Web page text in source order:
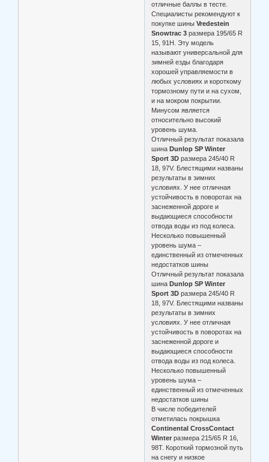
отличные баллы в тесте.
Специалисты рекомендуют к
покупке шиныVredestein
Snowtrac 3 размера 195/65 R
15, 91H. Эту модель
называют универсальной для
зимней езды благодаря
хорошей управляемости в
любых условиях и короткому
тормозному пути и на сухом,
и на мокром покрытии.
Минусом является
относительно высокий
уровень шума.
Отличный результат показала
шинаDunlop SP Winter
Sport 3D размера 245/40 R
18, 97V. Блестящими названы
результаты в зимних
условиях. У нее отличная
устойчивость в поворотах на
заснеженной дороге и
выдающиеся способности
отвода воды из под колеса.
Несколько повышенный
уровень шума –
единственный из отмеченных
недостатков шины
Отличный результат показала
шинаDunlop SP Winter
Sport 3D размера 245/40 R
18, 97V. Блестящими названы
результаты в зимних
условиях. У нее отличная
устойчивость в поворотах на
заснеженной дороге и
выдающиеся способности
отвода воды из под колеса.
Несколько повышенный
уровень шума –
единственный из отмеченных
недостатков шины
В числе победителей
отметилась покрышка
Continental CrossContact
Winter размера 215/65 R 16,
98T. Короткий тормозной путь
на снегу и низкое